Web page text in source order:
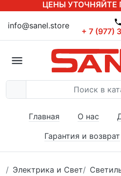
ЦЕНЫ УТОЧНЯЙТЕ
info@sanel.store
+ 7 (977)
Главная О нас
Гарантия и возврат
Электрика и Свет